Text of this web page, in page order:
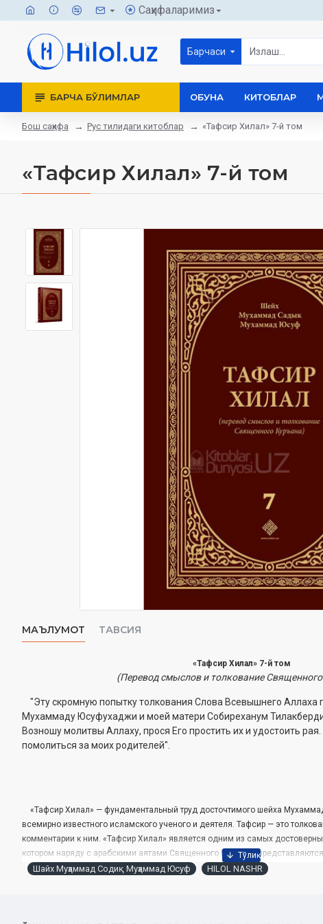
Саҳифаларимиз
Барчаси
БАРЧА БЎЛИМЛАР ОБУНА КИТОБЛАР
Бош саҳифа Рус тилидаги китоблар «Тафсир Хилал» 7-й том
«Тафсир Хилал» 7-й том
МАЪЛУМОТ ТАВСИЯ
«Тафсир Хилал» 7-й том
(Перевод смыслов и толкование
"Эту скромную попытку толкования Слова Всевышнего
Мухаммаду Юсуфухаджи и моей матери Собиреханум
Возношу молитвы Аллаху, прося Его простить их и удостоить
помолиться за моих родителей".
«Тафсир Хилал» — фундаментальный труд досточтимого шейха
всемирно известного исламского ученого и деятеля. ­Тафсир — это
комментарии к ним. «Тафсир Хилал» является одним из самых
котором наряду с арабскими аятами Священного Куръана,
их толкование на русском языке. Книга, написанная на ­простом,
Шайх Муҳаммад Содиқ Муҳаммад Юсуф HILOL NASHR